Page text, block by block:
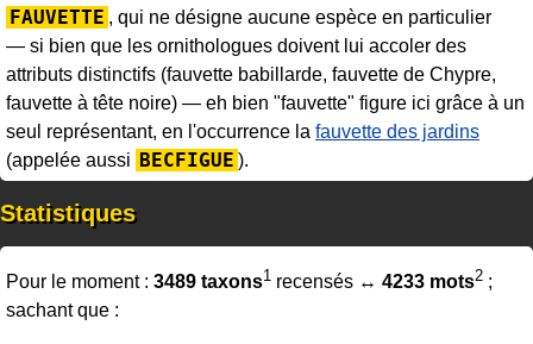
FAUVETTE , qui ne désigne aucune espèce en particulier
— si bien que les ornithologues doivent lui accoler des
attributs distinctifs (fauvette babillarde, fauvette de Chypre,
fauvette à tête noire) — eh bien "fauvette" figure ici grâce à un
seul représentant, en l'occurrence la fauvette des jardins
(appelée aussi BECFIGUE ).
Statistiques
Pour le moment : 3489 taxons1 recensés ↔ 4233 mots2 ;
sachant que :